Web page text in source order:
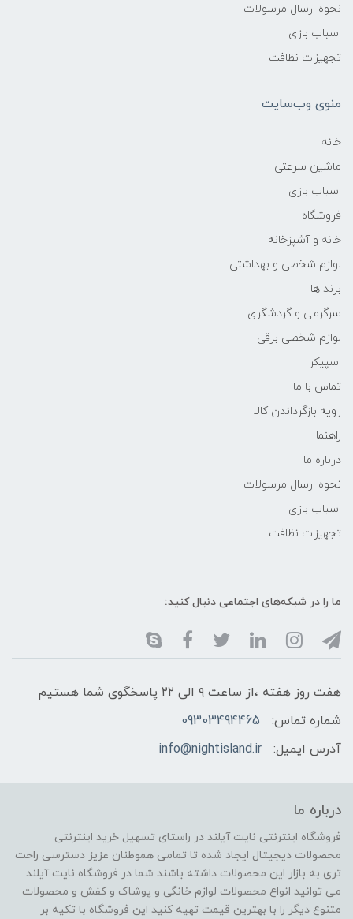
نحوه ارسال مرسولات
اسباب بازی
تجهیزات نظافت
منوی وب‌سایت
خانه
ماشین سرعتی
اسباب بازی
فروشگاه
خانه و آشپزخانه
لوازم شخصی و بهداشتی
برند ها
سرگرمی و گردشگری
لوازم شخصی برقی
اسپیکر
تماس با ما
رویه بازگرداندن کالا
راهنما
درباره ما
نحوه ارسال مرسولات
اسباب بازی
تجهیزات نظافت
ما را در شبکه‌های اجتماعی دنبال کنید:
هفت روز هفته ،از ساعت ۹ الی ۲۲ پاسخگوی شما هستیم
شماره تماس:
09303494465
آدرس ایمیل:
info@nightisland.ir
درباره ما
فروشگاه اینترنتی نایت آیلند در راستای تسهیل خرید اینترنتی
محصولات دیجیتال ایجاد شده تا تمامی هموطنان عزیز دسترسی راحت
تری به بازار این محصولات داشته باشند شما در فروشگاه نایت آیلند
می توانید انواع محصولات لوازم خانگی و پوشاک و کفش و محصولات
متنوع دیگر را با بهترین قیمت تهیه کنید این فروشگاه با تکیه بر